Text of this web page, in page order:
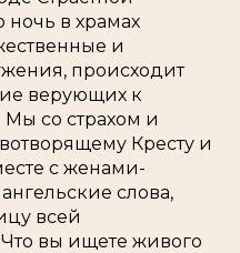
в храмах
и
происходит
верующих к
со страхом и
Кресту и
с женами-
слова,
всей
Что вы ищете живого